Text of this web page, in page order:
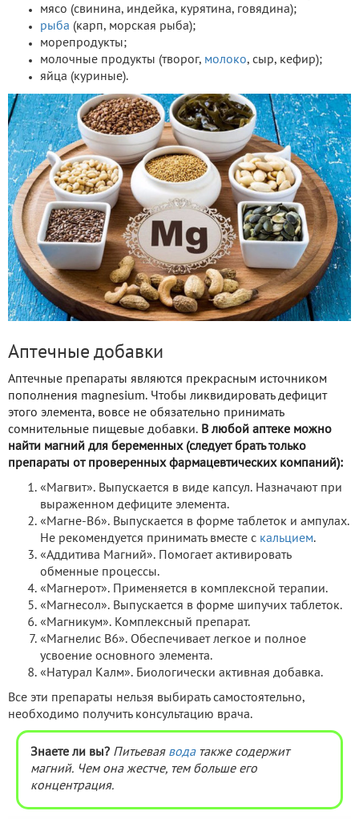
мясо (свинина, индейка, курятина, говядина);
рыба (карп, морская рыба);
морепродукты;
молочные продукты (творог, молоко, сыр, кефир);
яйца (куриные).
Аптечные добавки
Аптечные препараты являются прекрасным источником
пополнения magnesium. Чтобы ликвидировать дефицит
этого элемента, вовсе не обязательно принимать
сомнительные пищевые добавки. В любой аптеке можно
найти магний для беременных (следует брать только
препараты от проверенных фармацевтических компаний):
«Магвит». Выпускается в виде капсул. Назначают при
выраженном дефиците элемента.
«Магне-B6». Выпускается в форме таблеток и ампулах.
Не рекомендуется принимать вместе с кальцием.
«Аддитива Магний». Помогает активировать
обменные процессы.
«Магнерот». Применяется в комплексной терапии.
«Магнесол». Выпускается в форме шипучих таблеток.
«Магникум». Комплексный препарат.
«Магнелис B6». Обеспечивает легкое и полное
усвоение основного элемента.
«Натурал Калм». Биологически активная добавка.
Все эти препараты нельзя выбирать самостоятельно,
необходимо получить консультацию врача.
Знаете ли вы? Питьевая водатакже содержит
магний. Чем она жестче, тем больше его
концентрация.